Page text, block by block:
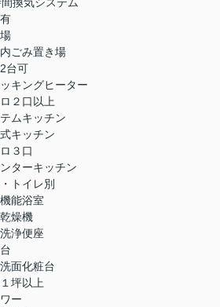
ごみ置き場
台可
キングヒーター
２口以上
ムキッチン
キッチン
３口
ターキッチン
トイレ別
能浴室
燥機
浄便座
面化粧台
坪以上
ー